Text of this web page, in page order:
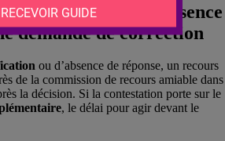
cas de refus ou d’absence
demande de correction
ou d’absence de réponse, un recours
de la commission de recours amiable dans
la décision. Si la contestation porte sur le
, le délai pour agir devant le